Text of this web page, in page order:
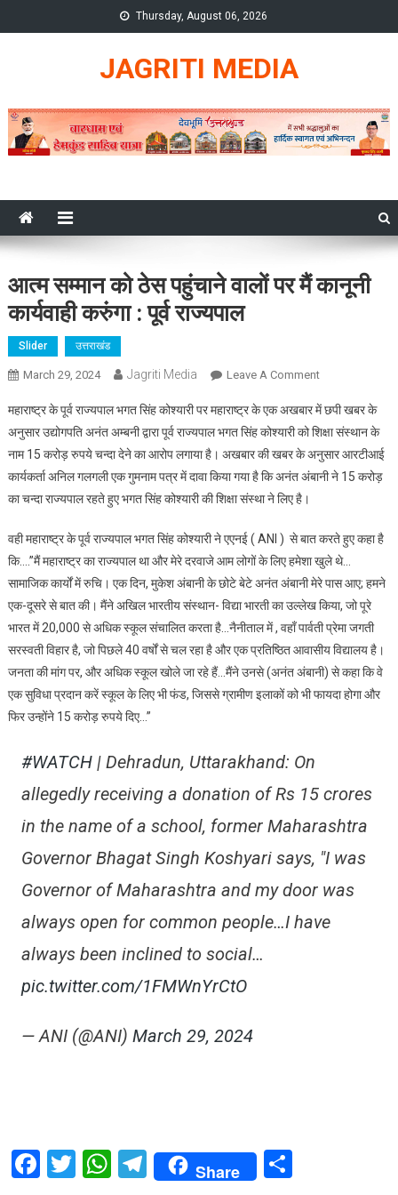
to
Thursday, August 06, 2026
JAGRITI MEDIA
आत्म सम्मान को ठेस पहुंचाने वालों पर मैं कानूनी
कार्यवाही करुंगा : पूर्व राज्यपाल
Slider उत्तराखंड
March 29, 2024 Jagriti Media Leave A CommentOn
सम्मान
को
ठेस
पहुंचाने
मैं
कानूनी
कार्यवाही
करुंगा
:
महाराष्ट्र के पूर्व राज्यपाल भगत सिंह कोश्यारी पर महाराष्ट्र के एक अखबार में छपी खबर के
अनुसार उद्योगपति अनंत अम्बनी द्वारा पूर्व राज्यपाल भगत सिंह कोश्यारी को शिक्षा संस्थान के
नाम 15 करोड़ रुपये चन्दा देने का आरोप लगाया है। अखबार की खबर के अनुसार आरटीआई
कार्यकर्ता अनिल गलगली एक गुमनाम पत्र में दावा किया गया है कि अनंत अंबानी ने 15 करोड़
का चन्दा राज्यपाल रहते हुए भगत सिंह कोश्यारी की शिक्षा संस्था ने लिए है।
वही महाराष्ट्र के पूर्व राज्यपाल भगत सिंह कोश्यारी ने एएनई ( ANI ) से बात करते हुए कहा है
कि….”मैं महाराष्ट्र का राज्यपाल था और मेरे दरवाजे आम लोगों के लिए हमेशा खुले थे…
सामाजिक कार्यों में रुचि। एक दिन, मुकेश अंबानी के छोटे बेटे अनंत अंबानी मेरे पास आए; हमने
एक-दूसरे से बात की। मैंने अखिल भारतीय संस्थान- विद्या भारती का उल्लेख किया, जो पूरे
भारत में 20,000 से अधिक स्कूल संचालित करता है…नैनीताल में , वहाँ पार्वती प्रेमा जगती
सरस्वती विहार है, जो पिछले 40 वर्षों से चल रहा है और एक प्रतिष्ठित आवासीय विद्यालय है।
जनता की मांग पर, और अधिक स्कूल खोले जा रहे हैं…मैंने उनसे (अनंत अंबानी) से कहा कि वे
एक सुविधा प्रदान करें स्कूल के लिए भी फंड, जिससे ग्रामीण इलाकों को भी फायदा होगा और
फिर उन्होंने 15 करोड़ रुपये दिए…”
#WATCH| Dehradun, Uttarakhand: On
allegedly receiving a donation of Rs 15 crores
in the name of a school, former Maharashtra
Governor Bhagat Singh Koshyari says, "I was
Governor of Maharashtra and my door was
always open for common people…I have
always been inclined to social…
pic.twitter.com/1FMWnYrCtO
— ANI (@ANI) March 29, 2024
Facebook
Twitter
WhatsApp
Telegram
Share Share